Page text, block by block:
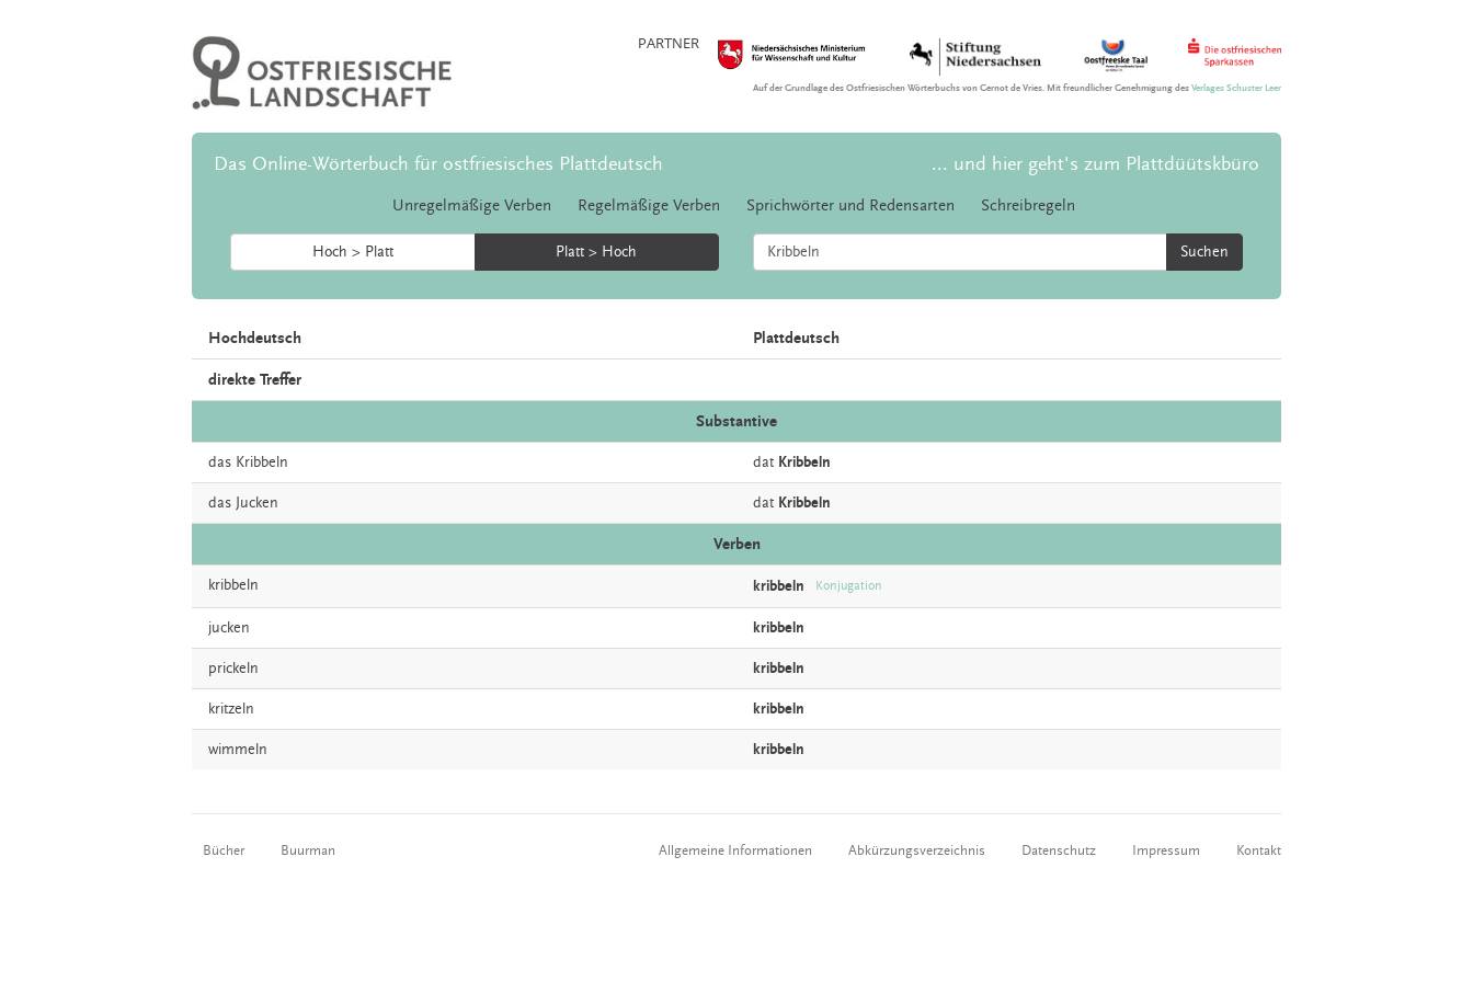
PARTNER
Auf der Grundlage des Ostfriesischen Wörterbuchs von Gernot de Vries. Mit freundlicher Genehmigung desVerlages Schuster Leer
Das Online-Wörterbuch für ostfriesisches Plattdeutsch ... und hier geht's zum Plattdüütskbüro
Unregelmäßige Verben Regelmäßige Verben Sprichwörter und Redensarten Schreibregeln
Hoch > Platt Platt > Hoch Suchen
Hochdeutsch Plattdeutsch
direkte Treffer
Substantive
das Kribbeln dat Kribbeln
das Jucken dat Kribbeln
Verben
kribbeln kribbeln Konjugation
jucken kribbeln
prickeln kribbeln
kritzeln kribbeln
wimmeln kribbeln
Bücher Buurman Allgemeine Informationen Abkürzungsverzeichnis Datenschutz Impressum Kontakt